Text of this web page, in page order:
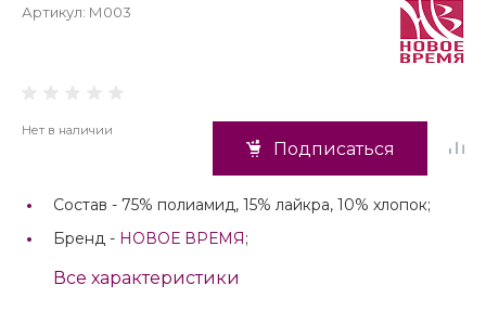
Артикул: М003
Нет в наличии
Подписаться
Состав - 75% полиамид, 15% лайкра, 10% хлопок;
Бренд - НОВОЕ ВРЕМЯ;
Все характеристики